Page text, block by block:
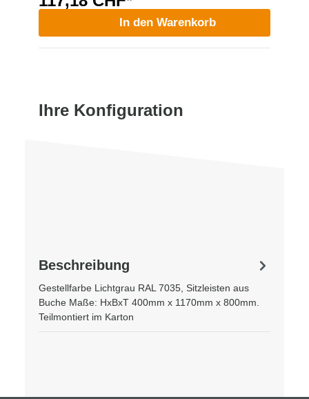
In den Warenkorb
Ihre Konfiguration
Beschreibung
Gestellfarbe Lichtgrau RAL 7035, Sitzleisten aus
Buche Maße: HxBxT 400mm x 1170mm x 800mm.
Teilmontiert im Karton